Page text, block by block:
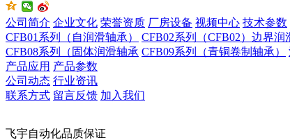
公司简介 企业文化 荣誉资质 厂房设备 视频中心 技术参数
CFB01系列（自润滑轴承）
CFB02系列（CFB02）边界润
CFB08系列（固体润滑轴承 CFB09系列（青铜卷制轴承）
产品应用 产品参数
公司动态 行业资讯
联系方式 留言反馈 加入我们
飞宇自动化品质保证